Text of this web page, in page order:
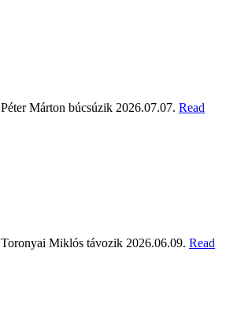
Péter Márton búcsúzik 2026.07.07. Read
Toronyai Miklós távozik 2026.06.09. Read